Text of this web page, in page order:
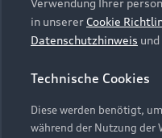
Geschäftskunden
Audi digital services
myAudi
Audi Code
Online-
Unternehmen
Karriere
Investor Relations
Presse & Media Center
Impressum Rechtliches
Verwendung Ihrer
in unserer Cookie
Datenschutzhinweis
Technische Cookies
Diese werden benötigt,
während der Nutzung der